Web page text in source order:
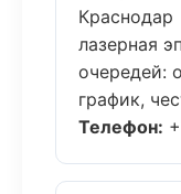
Краснодар
лазерная
очередей:
график,
Телефон: